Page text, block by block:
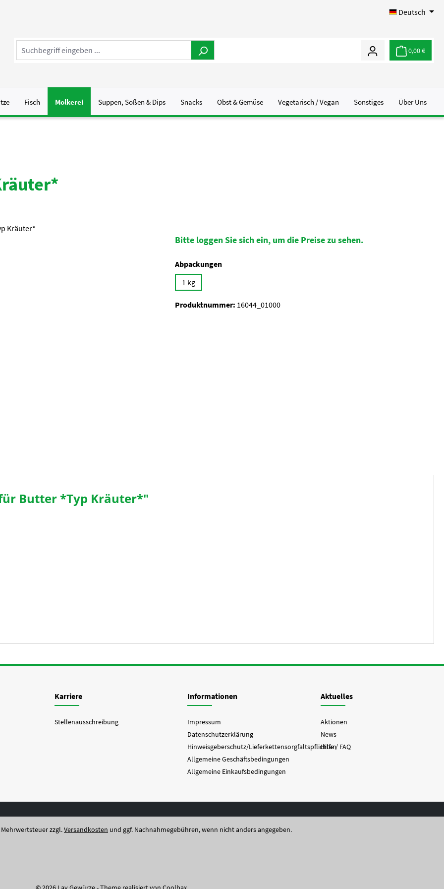
Deutsch
0,00 €
Fisch Molkerei Suppen, Soßen & Dips Snacks Obst & Gemüse Vegetarisch / Vegan Sonstiges Über Uns
Bitte loggen Sie sich ein, um die Preise zu sehen.
Abpackungenauswählen
1 kg
Produktnummer: 16044_01000
Butter *Typ Kräuter*"
Karriere
Stellenausschreibung
Informationen
Impressum
Datenschutzerklärung
Hinweisgeberschutz/Lieferkettensorgfaltspflichten
Allgemeine Geschäftsbedingungen
Allgemeine Einkaufsbedingungen
Aktuelles
Aktionen
News
Hilfe / FAQ
zzgl.Versandkosten und ggf. Nachnahmegebühren, wenn nicht anders angegeben.